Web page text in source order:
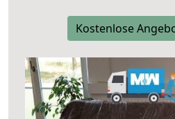
Kostenlose